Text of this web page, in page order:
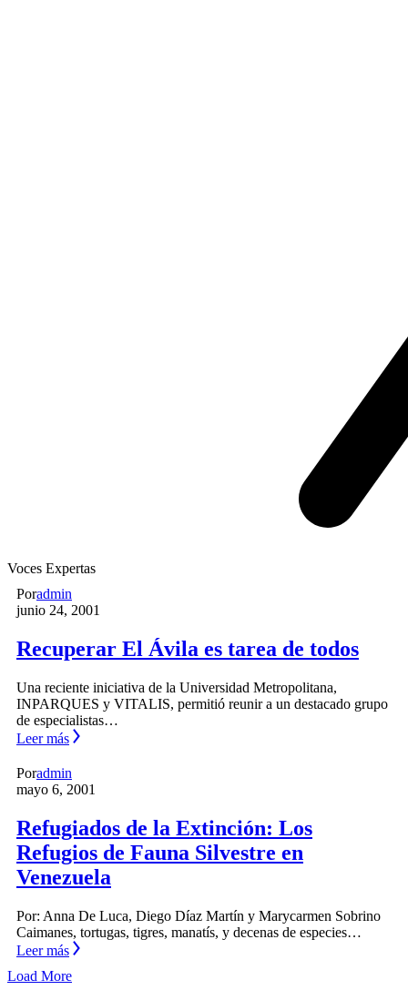
Voces Expertas
Poradmin
junio 24, 2001
Recuperar El Ávila es tarea de todos
Una reciente iniciativa de la Universidad Metropolitana,
INPARQUES y VITALIS, permitió reunir a un destacado grupo
de especialistas…
Leer más
Poradmin
mayo 6, 2001
Refugiados de la Extinción: Los
Refugios de Fauna Silvestre en
Venezuela
Por: Anna De Luca, Diego Díaz Martín y Marycarmen Sobrino
Caimanes, tortugas, tigres, manatís, y decenas de especies…
Leer más
Load More